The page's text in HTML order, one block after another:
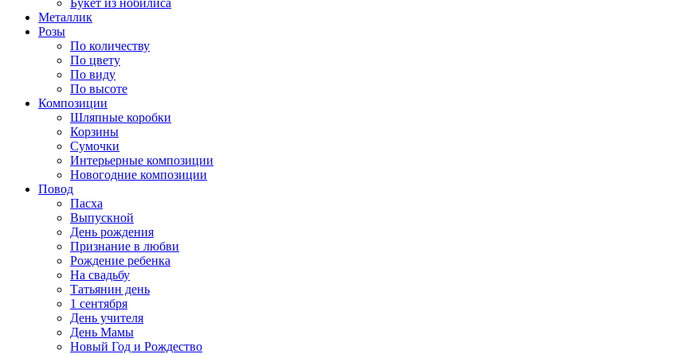
Букет из нобилиса
Металлик
Розы
По количеству
По цвету
По виду
По высоте
Композиции
Шляпные коробки
Корзины
Сумочки
Интерьерные композиции
Новогодние композиции
Повод
Пасха
Выпускной
День рождения
Признание в любви
Рождение ребенка
На свадьбу
Татьянин день
1 сентября
День учителя
День Мамы
Новый Год и Рождество